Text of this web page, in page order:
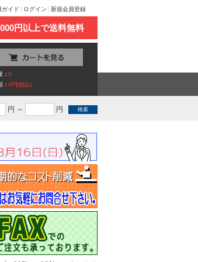
ガイド ログイン 新規会員登録
円以上で送料無料
：0
：0円(税込)
円 ～ 円